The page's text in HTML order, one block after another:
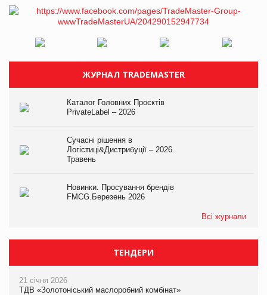
ЖУРНАЛ TRADEMASTER
Каталог Головних Проєктів
PrivateLabel – 2026
Сучасні рішення в
Логістиці&Дистрибуції – 2026.
Травень
Новинки. Просування брендів
FMCG.Березень 2026
Всі журнали
ТЕНДЕРИ
21 січня 2026
ТДВ «Золотоніський маслоробний комбінат»